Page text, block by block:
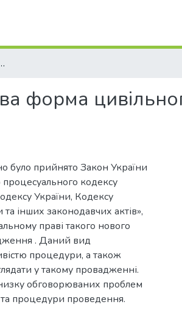
цивільного судочинства
форма
було прийнято Закон України
кодексу
України, Кодексу
інших законодавчих актів»,
праві такого нового
. Даний вид
процедури, а також
у такому провадженні.
обговорюваних проблем
процедури проведення.